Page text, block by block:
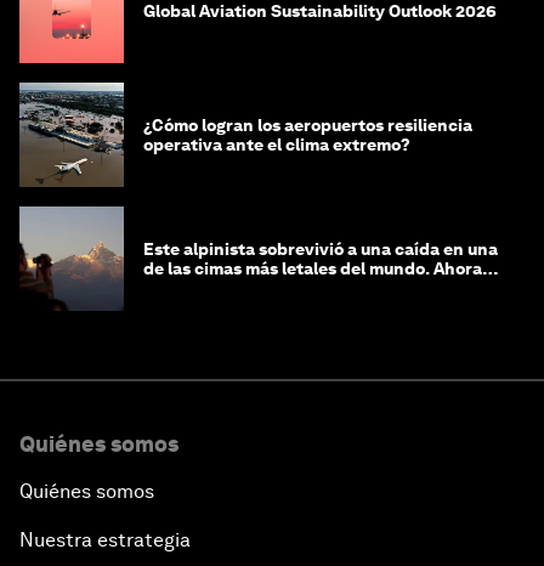
Global Aviation Sustainability Outlook 2026
¿Cómo logran los aeropuertos resiliencia
operativa ante el clima extremo?
Este alpinista sobrevivió a una caída en una
de las cimas más letales del mundo. Ahora
Quiénes somos
Quiénes somos
Nuestra estrategia